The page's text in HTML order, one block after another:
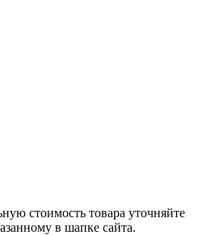
стоимость товара уточняйте
в шапке сайта.